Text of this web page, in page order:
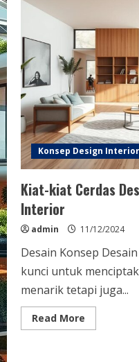
Konsep Design Interior
Kiat-kiat Cerdas
Interior
admin 11/12/2024
Desain Konsep
kunci untuk
menarik tetapi juga...
Read More
more